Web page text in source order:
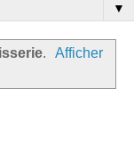
▼
.
Afficher